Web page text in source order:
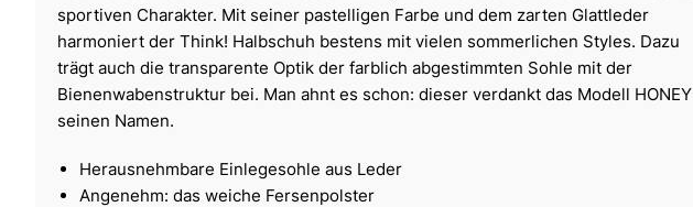
sportiven Charakter. Mit seiner pastelligen Farbe und dem zarten Glattleder
harmoniert der Think! Halbschuh bestens mit vielen sommerlichen Styles. Dazu
trägt auch die transparente Optik der farblich abgestimmten Sohle mit der
Bienenwabenstruktur bei. Man ahnt es schon: dieser verdankt das Modell HONEY
seinen Namen.
Herausnehmbare Einlegesohle aus Leder
Angenehm: das weiche Fersenpolster